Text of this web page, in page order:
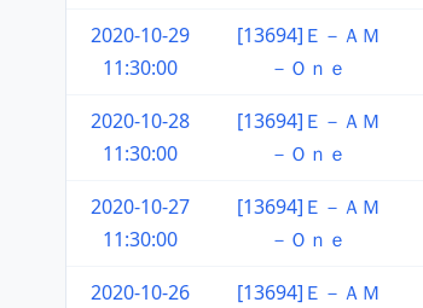
2020-10-29
11:30:00
[13694]Ｅ－ＡＭ
－Ｏｎｅ
2020-10-28
11:30:00
[13694]Ｅ－ＡＭ
－Ｏｎｅ
2020-10-27
11:30:00
[13694]Ｅ－ＡＭ
－Ｏｎｅ
2020-10-26
[13694]Ｅ－ＡＭ